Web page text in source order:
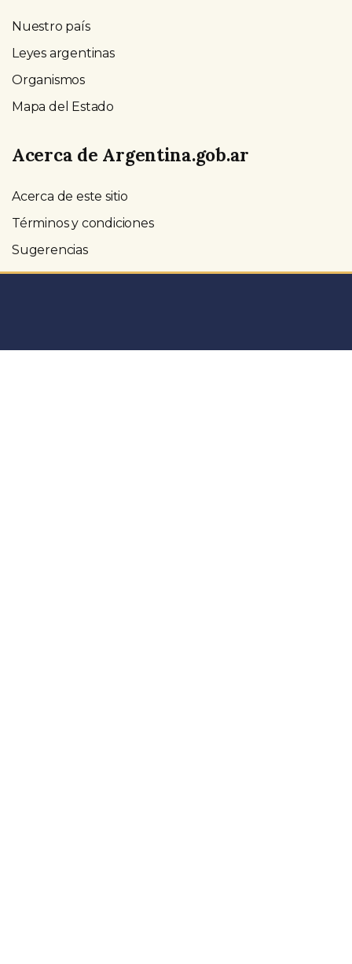
Nuestro país
Leyes argentinas
Organismos
Mapa del Estado
Acerca de Argentina.gob.ar
Acerca de este sitio
Términos y condiciones
Sugerencias